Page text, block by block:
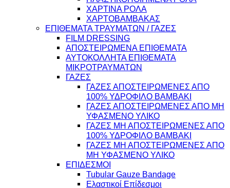
ΧΑΡΤΙΝΑ ΡΟΛΑ
ΧΑΡΤΟΒΑΜΒΑΚΑΣ
ΕΠΙΘΕΜΑΤΑ ΤΡΑΥΜΑΤΩΝ / ΓΑΖΕΣ
FILM DRESSING
ΑΠΟΣΤΕΙΡΩΜΕΝΑ ΕΠΙΘΕΜΑΤΑ
ΑΥΤΟΚΟΛΛΗΤΑ ΕΠΙΘΕΜΑΤΑ
ΜΙΚΡΟΤΡΑΥΜΑΤΩΝ
ΓΑΖΕΣ
ΓΑΖΕΣ ΑΠΟΣΤΕΙΡΩΜΕΝΕΣ ΑΠΟ
100% ΥΔΡΟΦΙΛΟ ΒΑΜΒΑΚΙ
ΓΑΖΕΣ ΑΠΟΣΤΕΙΡΩΜΕΝΕΣ ΑΠΟ ΜΗ
ΥΦΑΣΜΕΝΟ ΥΛΙΚΟ
ΓΑΖΕΣ ΜΗ ΑΠΟΣΤΕΙΡΩΜΕΝΕΣ ΑΠΟ
100% ΥΔΡΟΦΙΛΟ ΒΑΜΒΑΚΙ
ΓΑΖΕΣ ΜΗ ΑΠΟΣΤΕΙΡΩΜΕΝΕΣ ΑΠΟ
ΜΗ ΥΦΑΣΜΕΝΟ ΥΛΙΚΟ
ΕΠΙΔΕΣΜΟΙ
Tubular Gauze Bandage
Ελαστικοί Επίδεσμοι